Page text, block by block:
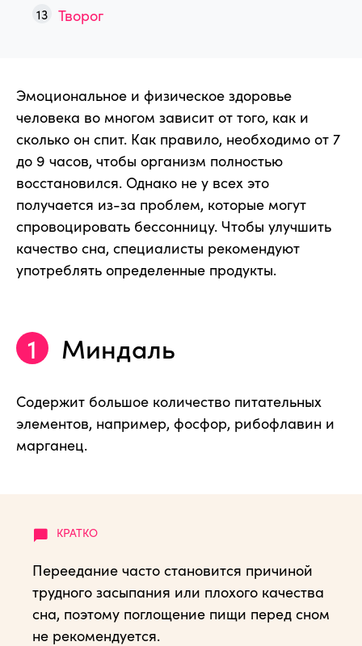
Творог
Эмоциональное и физическое здоровье
человека во многом зависит от того, как и
сколько он спит. Как правило, необходимо от 7
до 9 часов, чтобы организм полностью
восстановился. Однако не у всех это
получается из-за проблем, которые могут
спровоцировать бессонницу. Чтобы улучшить
качество сна, специалисты рекомендуют
употреблять определенные продукты.
Миндаль
Содержит большое количество питательных
элементов, например, фосфор, рибофлавин и
марганец.
Переедание часто становится причиной
трудного засыпания или плохого качества
сна, поэтому поглощение пищи перед сном
не рекомендуется.